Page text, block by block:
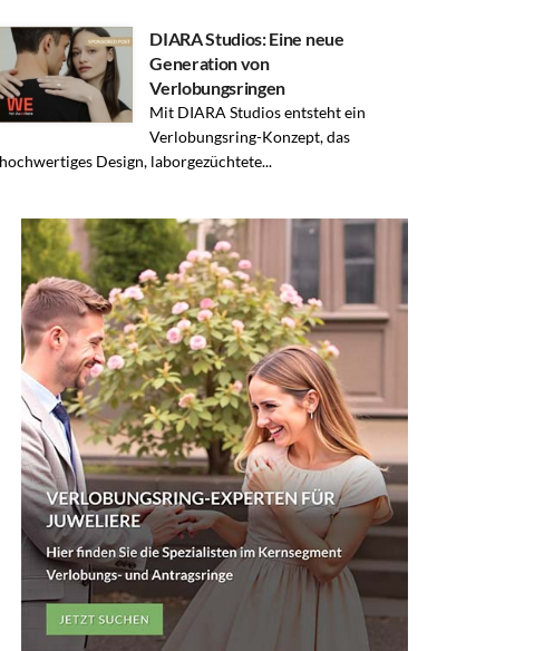
DIARA Studios: Eine neue
Generation von
Verlobungsringen
Mit DIARA Studios entsteht ein
Verlobungsring-Konzept, das
hochwertiges Design, laborgezüchtete...